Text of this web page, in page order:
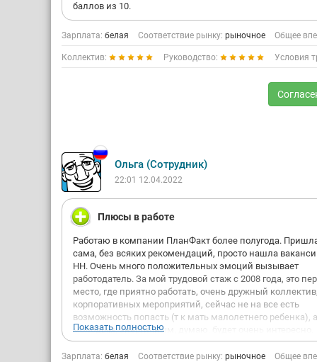
баллов из 10.
Зарплата: белая Соответствие рынку: рыночное Общее
Коллектив: Руководство: Условия
Ольга (Сотрудник)
22:01 12.04.2022
Плюсы в работе
Работаю в компании ПланФакт более полугода.
сама, без всяких рекомендаций, просто нашла
НН. Очень много положительных эмоций вызывает
работодатель. За мой трудовой стаж с 2008 года, это
место, где приятно работать, очень дружный
корпоративных мероприятий, сейчас не на все есть
возможность попасть (т к мать малолетнего ребенка), а
молодым, энергичным, думаю, будет очень интересно.
Оформление по ТК, что тоже весомый плюс,
график, понятные задачи. Есть обучение для новых
Показать полностью
Зарплата: белая Соответствие рынку: рыночное Общее